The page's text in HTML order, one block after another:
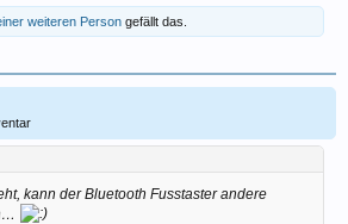
weiteren Person gefällt das.
kann der Bluetooth Fusstaster andere